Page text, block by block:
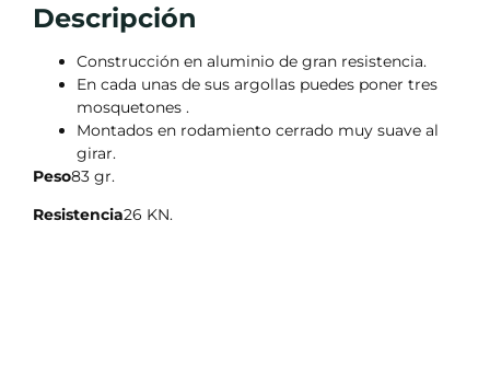
Descripción
Construcción en aluminio de gran resistencia.
En cada unas de sus argollas puedes poner tres
mosquetones .
Montados en rodamiento cerrado muy suave al
girar.
Peso83 gr.
Resistencia26 KN.